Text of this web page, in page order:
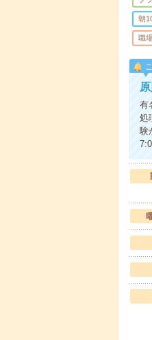
朝
職
有
処
験